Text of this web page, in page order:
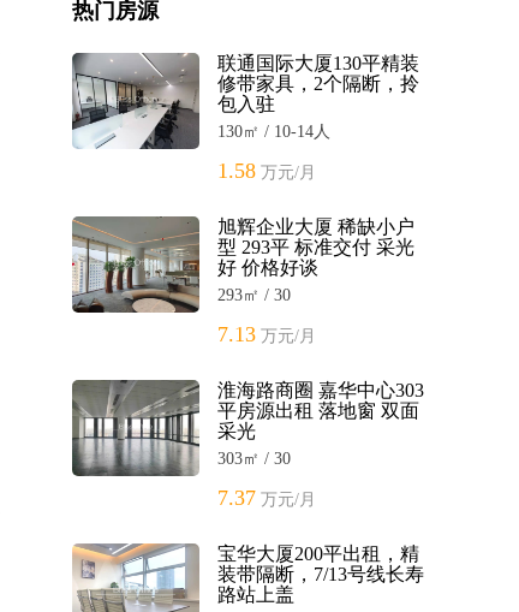
热门房源
联通国际大厦130平精装
修带家具，2个隔断，拎
包入驻
130㎡ / 10-14人
1.58 万元/月
旭辉企业大厦 稀缺小户
型 293平 标准交付 采光
好 价格好谈
293㎡ / 30
7.13 万元/月
淮海路商圈 嘉华中心303
平房源出租 落地窗 双面
采光
303㎡ / 30
7.37 万元/月
宝华大厦200平出租，精
装带隔断，7/13号线长寿
路站上盖